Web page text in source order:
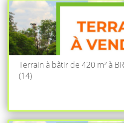
Terrain à bâtir de 420 m² à
(14)